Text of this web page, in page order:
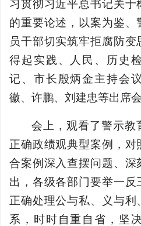
习贯彻习近平总书记关
的重要论述，以案为鉴、
员干部切实筑牢拒腐防
得起实践、人民、历史
记、市长殷炳金主持会
徽、许鹏、刘建忠等出席会
会上，观看了警示教
正确政绩观典型案例，
合案例深入查摆问题、深
出，各级各部门要举一反
正确处理公与私、义与利
系，时时自重自省，坚